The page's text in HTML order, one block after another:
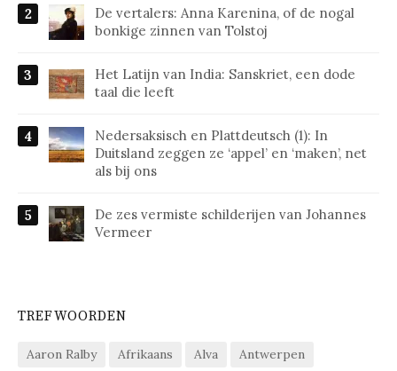
De vertalers: Anna Karenina, of de nogal
bonkige zinnen van Tolstoj
Het Latijn van India: Sanskriet, een dode
taal die leeft
Nedersaksisch en Plattdeutsch (1): In
Duitsland zeggen ze ‘appel’ en ‘maken’, net
als bij ons
De zes vermiste schilderijen van Johannes
Vermeer
TREFWOORDEN
Aaron Ralby Afrikaans Alva
Antwerpen